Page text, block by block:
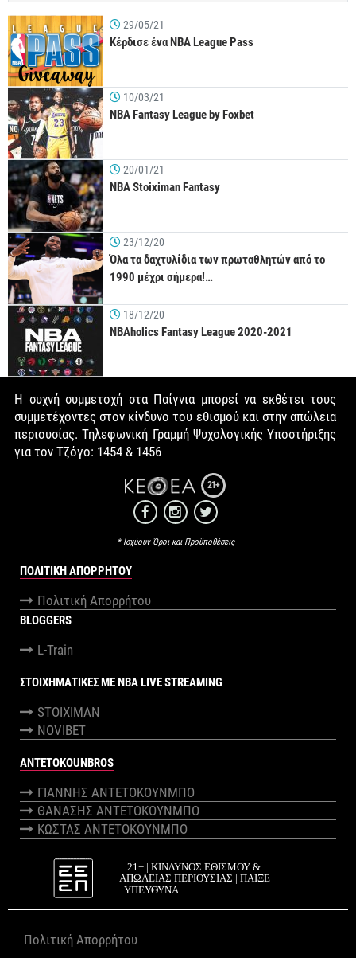
29/05/21
Κέρδισε ένα NBA League Pass
10/03/21
NBA Fantasy League by Foxbet
20/01/21
NBA Stoiximan Fantasy
23/12/20
Όλα τα δαχτυλίδια των πρωταθλητών από το
1990 μέχρι σήμερα!…
18/12/20
NBAholics Fantasy League 2020-2021
Η συχνή συμμετοχή στα Παίγνια μπορεί να εκθέτει τους
συμμετέχοντες στον κίνδυνο του εθισμού και στην απώλεια
περιουσίας. Τηλεφωνική Γραμμή Ψυχολογικής Υποστήριξης
για τον Τζόγο: 1454 & 1456
21+
* Ισχύουν Όροι και Προϋποθέσεις
ΠΟΛΙΤΙΚΉ ΑΠΟΡΡΉΤΟΥ
Πολιτική Απορρήτου
BLOGGERS
L-Train
ΣΤΟΙΧΗΜΑΤΙΚΕΣ ΜΕ NBA LIVE STREAMING
STOIXIMAN
NOVIBET
ANTETOKOUNBROS
ΓΙΑΝΝΗΣ ΑΝΤΕΤΟΚΟΥΝΜΠΟ
ΘΑΝΑΣΗΣ ΑΝΤΕΤΟΚΟΥΝΜΠΟ
ΚΩΣΤΑΣ ΑΝΤΕΤΟΚΟΥΝΜΠΟ
Πολιτική Απορρήτου